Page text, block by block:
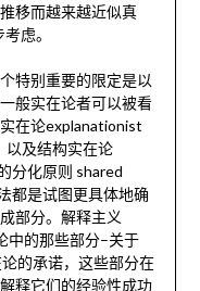
移而越来越近似真
虑。
特别重要的限定是以
般实在论者可以被看
在论explanationist
以及结构实在论
分化原则 shared
都是试图更具体地确
部分。解释主义
中的那些部分–关于
的承诺，这些部分在
释它们的经验性成功